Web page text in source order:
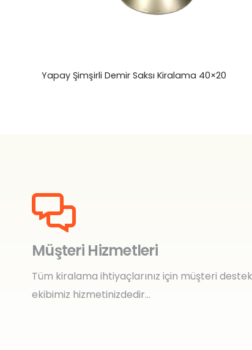
Yapay Şimşirli Demir Saksı Kiralama 40×20
Müşteri Hizmetleri
Tüm kiralama ihtiyaçlarınız için müşteri destek
ekibimiz hizmetinizdedir…